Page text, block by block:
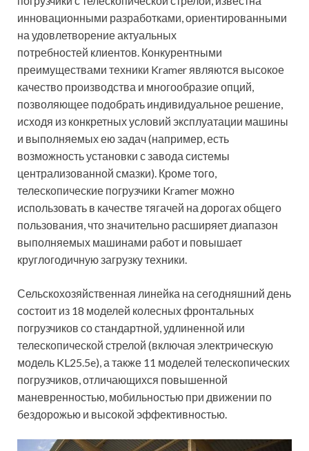
инновационными разработками, ориентированными
на удовлетворение актуальных
потребностей клиентов. Конкурентными
преимуществами техники Kramer являются высокое
качество производства и многообразие опций,
позволяющее подобрать индивидуальное решение,
исходя из конкретных условий эксплуатации машины
и выполняемых ею задач (например, есть
возможность установки с завода системы
централизованной смазки). Кроме того,
телескопические погрузчики Kramer можно
использовать в качестве тягачей на дорогах общего
пользования, что значительно расширяет диапазон
выполняемых машинами работ и повышает
круглогодичную загрузку техники.
Сельскохозяйственная линейка на сегодняшний день
состоит из 18 моделей колесных фронтальных
погрузчиков со стандартной, удлиненной или
телескопической стрелой (включая электрическую
модель KL25.5e), а также 11 моделей телескопических
погрузчиков, отличающихся повышенной
маневренностью, мобильностью при движении по
бездорожью и высокой эффективностью.